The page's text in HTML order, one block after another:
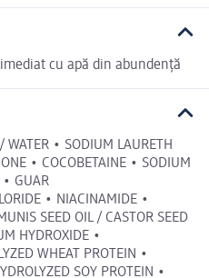
cu apă din abundență
• SODIUM LAURETH
• COCOBETAINE • SODIUM
• GUAR
• NIACINAMIDE •
SEED OIL / CASTOR SEED
HYDROXIDE •
WHEAT PROTEIN •
SOY PROTEIN •